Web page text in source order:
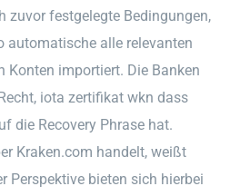
zuvor festgelegte Bedingungen,
automatische alle relevanten
Konten importiert. Die Banken
iota zertifikat wkn dass
die Recovery Phrase hat.
Kraken.com handelt, weißt
Perspektive bieten sich hierbei